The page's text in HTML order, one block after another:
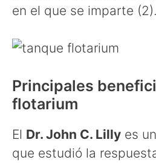
en el que se imparte (2).
Principales
flotarium
El Dr. John C. Lilly es
que estudió la